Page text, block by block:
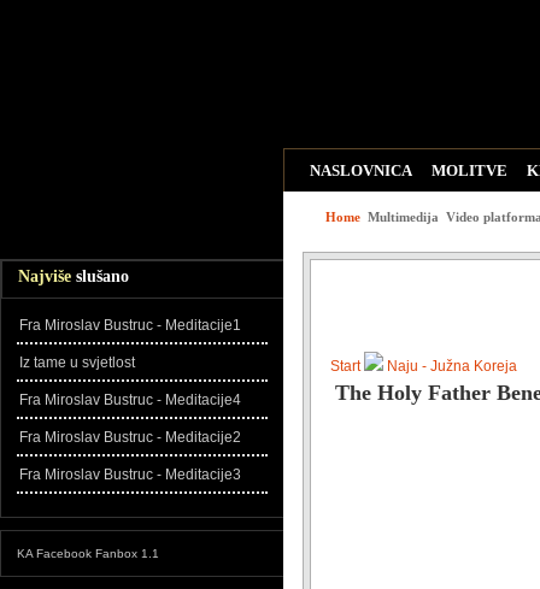
Najviše slušano
Fra Miroslav Bustruc - Meditacije1
Iz tame u svjetlost
Fra Miroslav Bustruc - Meditacije4
Fra Miroslav Bustruc - Meditacije2
Fra Miroslav Bustruc - Meditacije3
KA Facebook Fanbox 1.1
NASLOVNICA MOLITVE
WEB LINKOVI ZADNJE
Home Multimedija Video
Start Naju - Južna Koreja
The Holy Father